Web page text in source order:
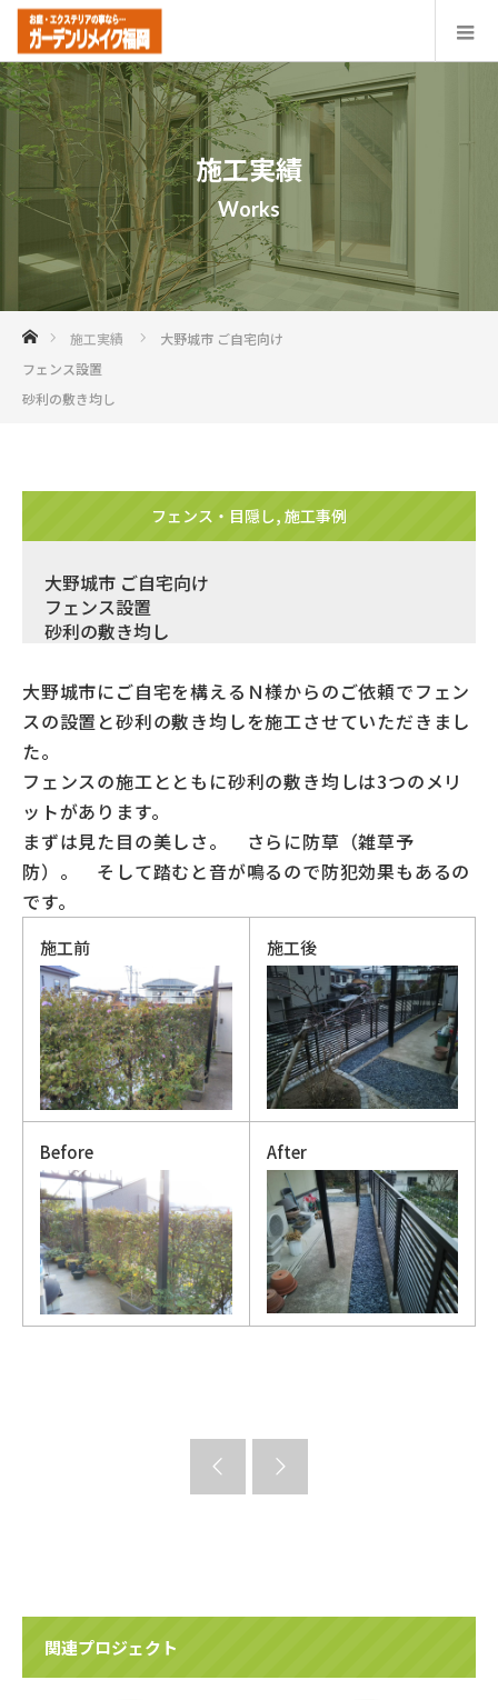
施工実績
Works
ホーム施工実績
大野城市 ご自宅向け
フェンス設置
砂利の敷き均し
フェンス・目隠し, 施工事例
大野城市 ご自宅向け
フェンス設置
砂利の敷き均し
大野城市にご自宅を構えるＮ様からのご依頼でフェン
スの設置と砂利の敷き均しを施工させていただきまし
た。
フェンスの施工とともに砂利の敷き均しは3つのメリ
ットがあります。
まずは見た目の美しさ。 さらに防草（雑草予
防）。 そして踏むと音が鳴るので防犯効果もあるの
です。
施工前 施工後
Before After
関連プロジェクト